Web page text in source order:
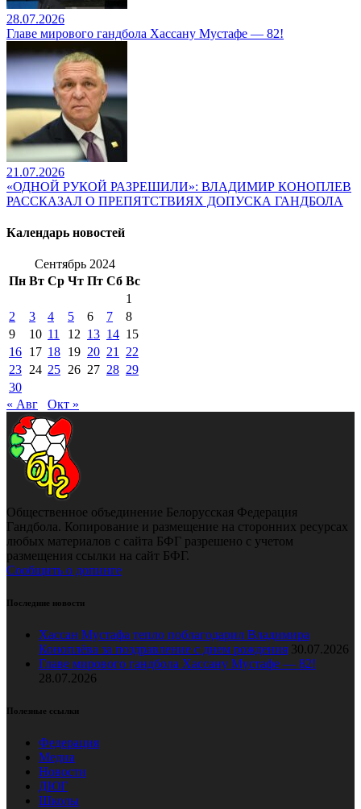
28.07.2026
Главе мирового гандбола Хассану Мустафе — 82!
21.07.2026
«ОДНОЙ РУКОЙ РАЗРЕШИЛИ»: ВЛАДИМИР КОНОПЛЕВ
РАССКАЗАЛ О ПРЕПЯТСТВИЯХ ДОПУСКА ГАНДБОЛА
Календарь новостей
Сентябрь 2024
Пн Вт Ср Чт Пт Сб Вс
1
2
3 4 5 6 7
8
9
10 11 12 13 14 15
16 17 18 19 20 21 22
23 24 25 26 27 28 29
30
« Авг
Окт »
Общественное объединение Белорусская Федерация
Гандбола. Копирование и размещение на сторонних ресурсах
любых материалов с сайта БФГ разрешено с учетом
размещения ссылки на сайт БФГ.
Сообщить о допинге
Последние новости
Хассан Мустафа тепло поблагодарил Владимира
Коноплёва за поздравление с днем рождения 30.07.2026
Главе мирового гандбола Хассану Мустафе — 82!
28.07.2026
Полезные ссылки
Федерация
Медиа
Новости
ДЮГ
Школы